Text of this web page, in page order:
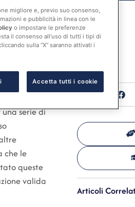
serie di
che le
queste
valida
Condividi:
Articoli
migliore e, previo suo consenso,
e pubblicità in linea con le
o impostare le preferenze
il consenso all’uso di tutti i tipi di
sulla “X” saranno attivati i
Accetta tutti i cookie